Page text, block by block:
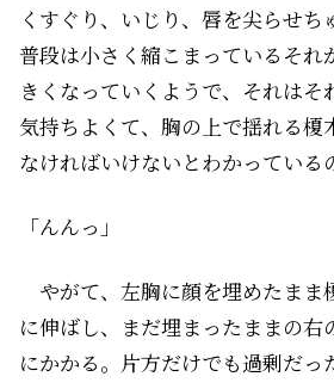
くすぐり、いじり、唇を尖らせち
普段は小さく縮こまっているそれ
きくなっていくようで、それはそ
気持ちよくて、胸の上で揺れる榎
なければいけないとわかっている
「んんっ」
やがて、左胸に顔を埋めたまま
に伸ばし、まだ埋まったままの右
にかかる。片方だけでも過剰だっ